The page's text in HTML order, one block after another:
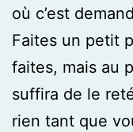
où c’est
Faites un petit
faites, mais au
suffira de le
rien tant que